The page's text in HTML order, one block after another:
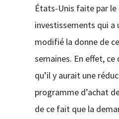
États-Unis faite par
investissements qui a
modifié la donne de
semaines. En effet, ce
qu’il y aurait une
programme d’achat
de ce fait que la